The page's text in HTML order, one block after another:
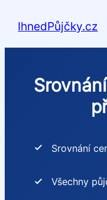
IhnedPůjčky.cz
Srovnání
Všechny